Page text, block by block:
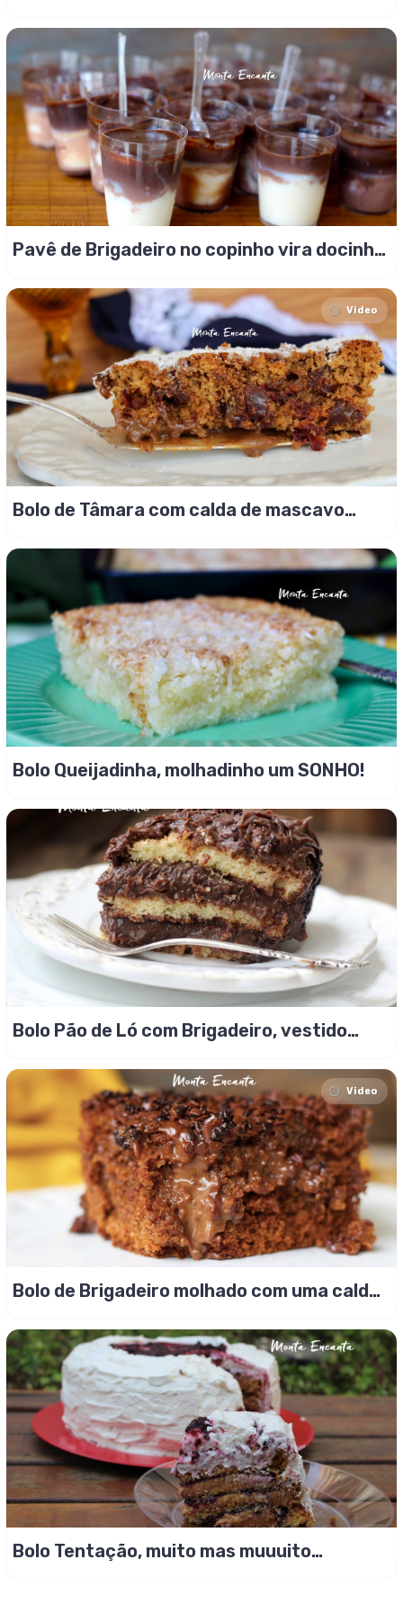
Pavê de Brigadeiro no copinho vira docinho
Video
Bolo de Tâmara com calda de mascavo
Bolo Queijadinha, molhadinho um SONHO!
Bolo Pão de Ló com Brigadeiro, vestido
Video
Bolo de Brigadeiro molhado com uma calda
Bolo Tentação, muito mas muuuito